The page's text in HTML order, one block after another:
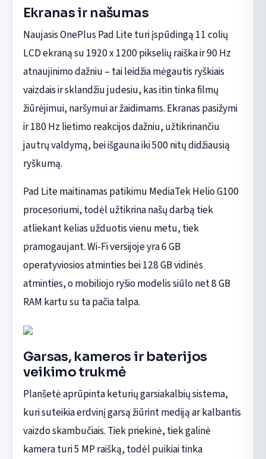
Ekranas ir našumas
Naujasis OnePlus Pad Lite turi įspūdingą 11 colių
LCD ekraną su 1920 x 1200 pikselių raiška ir 90 Hz
atnaujinimo dažniu – tai leidžia mėgautis ryškiais
vaizdais ir sklandžiu judesiu, kas itin tinka filmų
žiūrėjimui, naršymui ar žaidimams. Ekranas pasižymi
ir 180 Hz lietimo reakcijos dažniu, užtikrinančiu
jautrų valdymą, bei išgauna iki 500 nitų didžiausią
ryškumą.
Pad Lite maitinamas patikimu MediaTek Helio G100
procesoriumi, todėl užtikrina našų darbą tiek
atliekant kelias užduotis vienu metu, tiek
pramogaujant. Wi-Fi versijoje yra 6 GB
operatyviosios atminties bei 128 GB vidinės
atminties, o mobiliojo ryšio modelis siūlo net 8 GB
RAM kartu su ta pačia talpa.
Garsas, kameros ir baterijos
veikimo trukmė
Planšetė aprūpinta keturių garsiakalbių sistema,
kuri suteikia erdvinį garsą žiūrint mediją ar kalbantis
vaizdo skambučiais. Tiek priekinė, tiek galinė
kamera turi 5 MP raišką, todėl puikiai tinka